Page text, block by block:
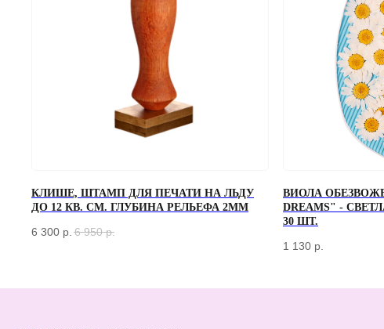
КЛИШЕ, ШТАМП ДЛЯ ПЕЧАТИ НА ЛЬДУ
ДО 12 КВ. СМ. ГЛУБИНА РЕЛЬЕФА 2ММ
6 300 р. 6 950 р.
ВИОЛА
DREAMS" -
30 ШТ.
1 130 р.
Если у вас есть вопросы по ассортименту или нужна консультация —